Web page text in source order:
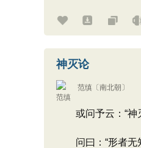
神灭论
范缜 〔南北朝〕
或问予云：“神灭
问曰：“形者无知